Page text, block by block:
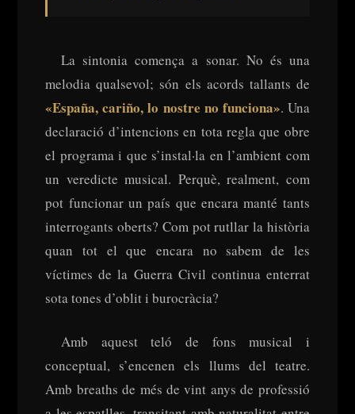
La sintonia comença a sonar. No és una
melodia qualsevol; són els acords tallants de
«España, cariño, lo nostre no funciona». Una
declaració d’intencions en tota regla que obre
el programa i que s’instal·la en l’ambient com
un veredicte musical. Perquè, realment, com
pot funcionar un país que encara manté tants
interrogants oberts? Com pot rutllar la història
quan tot el que encara no sabem de les
víctimes de la Guerra Civil continua enterrat
sota tones d’oblit i burocràcia?
Amb aquest teló de fons musical i
conceptual, s’encenen els llums del teatre.
Amb breaths de més de vint anys de professió